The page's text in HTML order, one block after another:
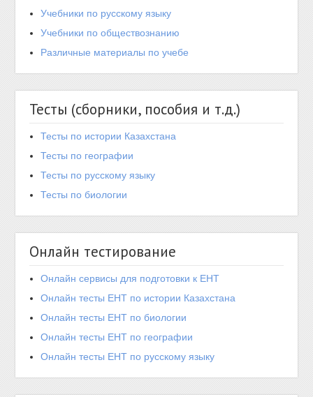
Учебники по русскому языку
Учебники по обществознанию
Различные материалы по учебе
Тесты (сборники, пособия и т.д.)
Тесты по истории Казахстана
Тесты по географии
Тесты по русскому языку
Тесты по биологии
Онлайн тестирование
Онлайн сервисы для подготовки к ЕНТ
Онлайн тесты ЕНТ по истории Казахстана
Онлайн тесты ЕНТ по биологии
Онлайн тесты ЕНТ по географии
Онлайн тесты ЕНТ по русскому языку